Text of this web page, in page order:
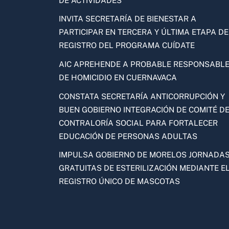
INVITA SECRETARÍA DE BIENESTAR A
PARTICIPAR EN TERCERA Y ÚLTIMA ETAPA DE
REGISTRO DEL PROGRAMA CUÍDATE
AIC APREHENDE A PROBABLE RESPONSABLE
DE HOMICIDIO EN CUERNAVACA
CONSTATA SECRETARÍA ANTICORRUPCIÓN Y
BUEN GOBIERNO INTEGRACIÓN DE COMITÉ DE
CONTRALORÍA SOCIAL PARA FORTALECER
EDUCACIÓN DE PERSONAS ADULTAS
IMPULSA GOBIERNO DE MORELOS
GRATUITAS DE ESTERILIZACIÓN MEDIANTE EL
REGISTRO ÚNICO DE MASCOTAS